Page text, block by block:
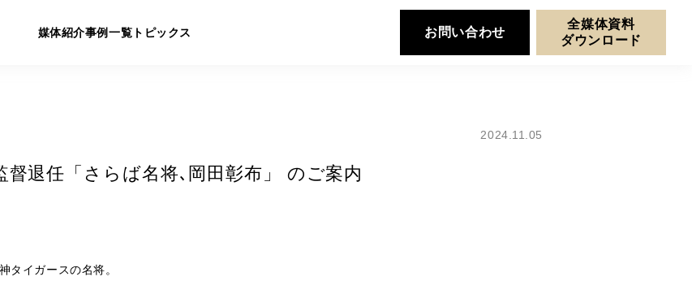
媒体紹介事例一覧 トピックス お問い合わせ
全媒体資料
ダウンロード
2024.11.05
督退任「さらば名将､岡田彰布」 のご案内
タイガースの名将。